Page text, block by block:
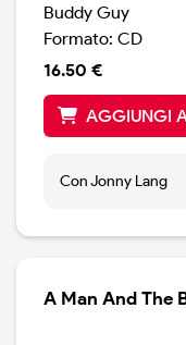
Buddy Guy
Formato: CD
16.50 €
AGGIUNGI
Con Jonny Lang
A Man And The